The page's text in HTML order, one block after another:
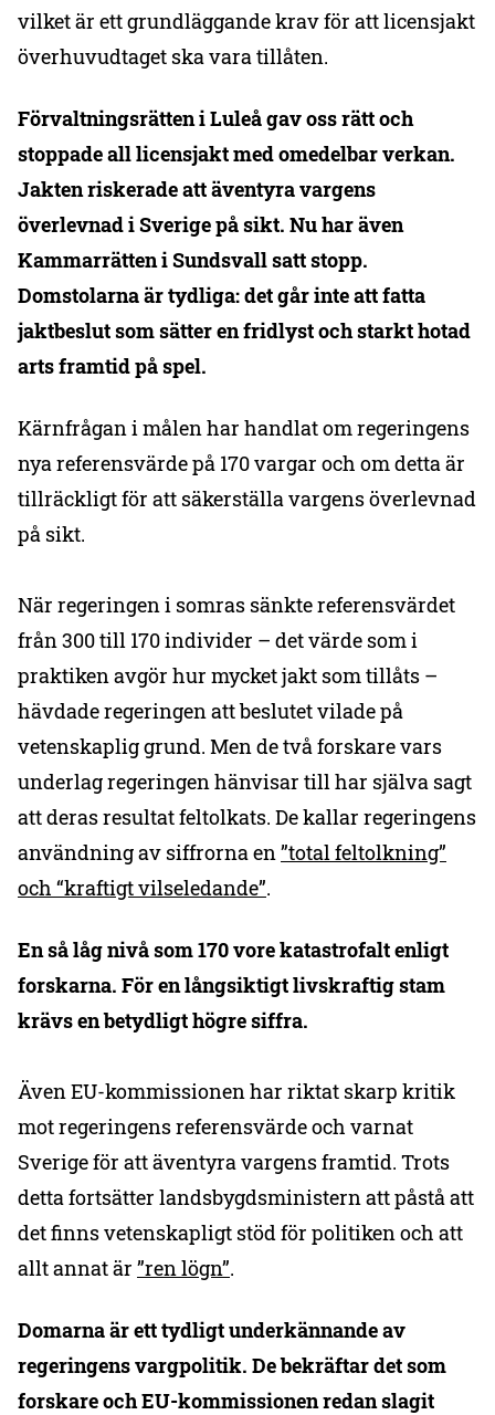
vilket är ett grundläggande krav för att licensjakt
överhuvudtaget ska vara tillåten.
Förvaltningsrätten i Luleå gav oss rätt och
stoppade all licensjakt med omedelbar verkan.
Jakten riskerade att äventyra vargens
överlevnad i Sverige på sikt. Nu har även
Kammarrätten i Sundsvall satt stopp.
Domstolarna är tydliga: det går inte att fatta
jaktbeslut som sätter en fridlyst och starkt hotad
arts framtid på spel.
Kärnfrågan i målen har handlat om regeringens
nya referensvärde på 170 vargar och om detta är
tillräckligt för att säkerställa vargens överlevnad
på sikt.
När regeringen i somras sänkte referensvärdet
från 300 till 170 individer – det värde som i
praktiken avgör hur mycket jakt som tillåts –
hävdade regeringen att beslutet vilade på
vetenskaplig grund. Men de två forskare vars
underlag regeringen hänvisar till har själva sagt
att deras resultat feltolkats. De kallar regeringens
användning av siffrorna en”total feltolkning”
och “kraftigt vilseledande”.
En så låg nivå som 170 vore katastrofalt enligt
forskarna. För en långsiktigt livskraftig stam
krävs en betydligt högre siffra.
Även EU-kommissionen har riktat skarp kritik
mot regeringens referensvärde och varnat
Sverige för att äventyra vargens framtid. Trots
detta fortsätter landsbygdsministern att påstå att
det finns vetenskapligt stöd för politiken och att
allt annat är ”ren lögn”.
Domarna är ett tydligt underkännande av
regeringens vargpolitik. De bekräftar det som
forskare och EU-kommissionen redan slagit